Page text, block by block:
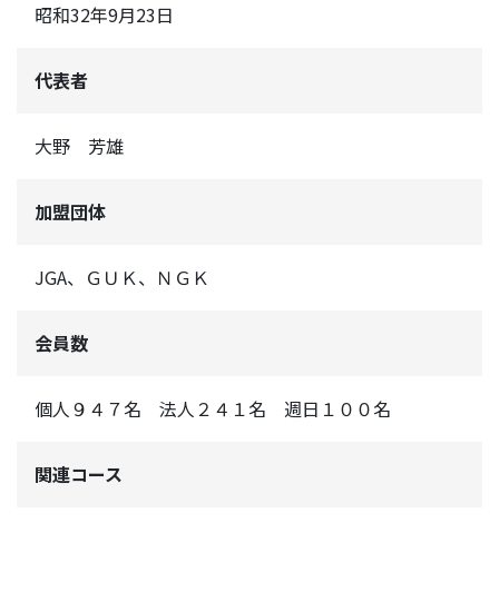
昭和32年9月23日
代表者
大野 芳雄
加盟団体
JGA、ＧＵＫ、ＮＧＫ
会員数
個人９４７名 法人２４１名 週日１００名
関連コース